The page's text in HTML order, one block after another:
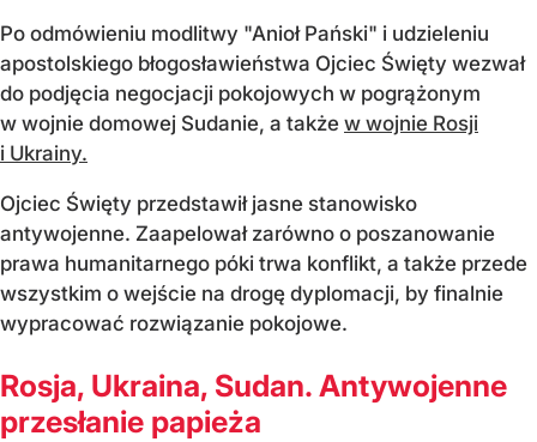
Po odmówieniu modlitwy "Anioł Pański" i udzieleniu
apostolskiego błogosławieństwa Ojciec Święty wezwał
do podjęcia negocjacji pokojowych w pogrążonym
w wojnie domowej Sudanie, a także w wojnie Rosji
i Ukrainy.
Ojciec Święty przedstawił jasne stanowisko
antywojenne. Zaapelował zarówno o poszanowanie
prawa humanitarnego póki trwa konflikt, a także przede
wszystkim o wejście na drogę dyplomacji, by finalnie
wypracować rozwiązanie pokojowe.
Rosja, Ukraina, Sudan. Antywojenne
przesłanie papieża